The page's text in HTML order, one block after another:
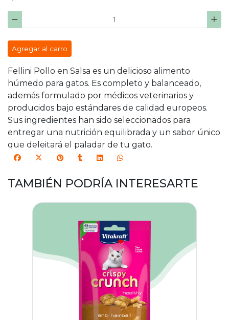
Agregar al carro
Fellini Pollo en Salsa es un delicioso alimento
húmedo para gatos. Es completo y balanceado,
además formulado por médicos veterinarios y
producidos bajo estándares de calidad europeos.
Sus ingredientes han sido seleccionados para
entregar una nutrición equilibrada y un sabor único
que deleitará el paladar de tu gato.
TAMBIÉN PODRÍA INTERESARTE